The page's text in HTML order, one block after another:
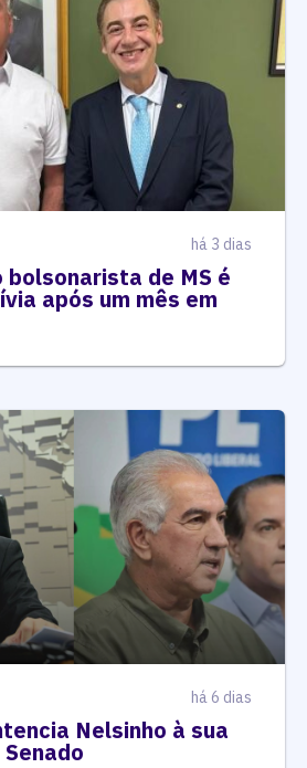
há 3 dias
bolsonarista de MS é
após um mês em
há 6 dias
Nelsinho à sua